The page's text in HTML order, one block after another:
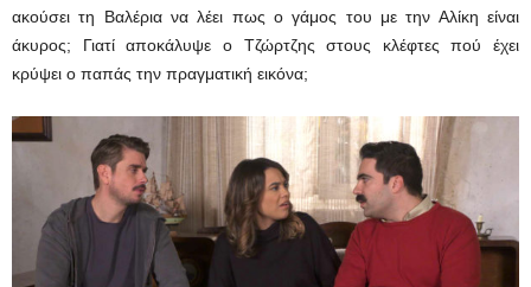
ακούσει τη Βαλέρια να λέει πως ο γάμος του με την Αλίκη είναι
άκυρος; Γιατί αποκάλυψε ο Τζώρτζης στους κλέφτες πού έχει
κρύψει ο παπάς την πραγματική εικόνα;